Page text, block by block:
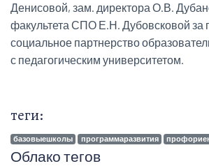
Денисовой, зам. директора О.В.
факультета СПО Е.Н. Дубовсковой за
социальное партнерство
с педагогическим университетом.
теги:
базовыешколы программаразвития
Облако тегов